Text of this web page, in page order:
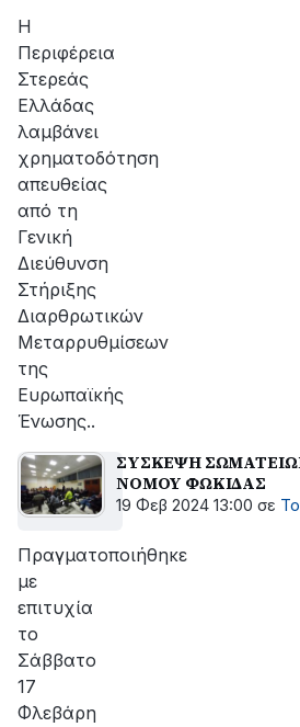
Η
Περιφέρεια
Στερεάς
Ελλάδας
λαμβάνει
χρηματοδότηση
απευθείας
από τη
Γενική
Διεύθυνση
Στήριξης
Διαρθρωτικών
Μεταρρυθμίσεων
της
Ευρωπαϊκής
Ένωσης..
ΣΥΣΚΕΨΗ
ΝΟΜΟΥ ΦΩΚΙΔΑΣ
19 Φεβ 2024 13:00 σε
Πραγματοποιήθηκε
με
επιτυχία
το
Σάββατο
17
Φλεβάρη